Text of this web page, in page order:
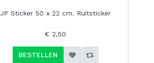
JP Sticker 50 x 22 cm. Ruitsticker
€ 2,50
BESTELLEN